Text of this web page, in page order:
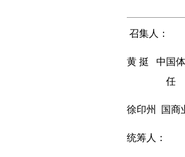
召集人：
黄 挺
中国
任
徐印州 国商
统筹人：